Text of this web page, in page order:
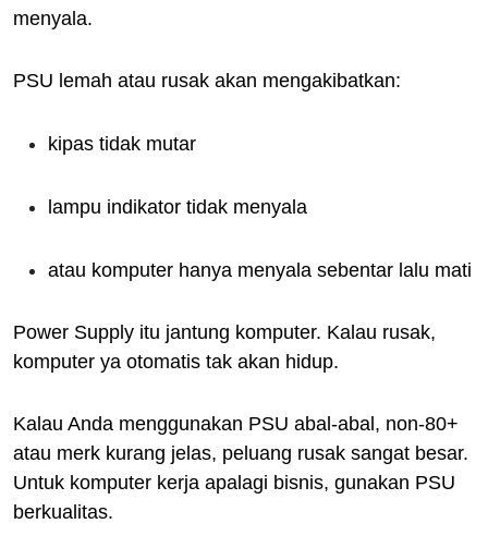
menyala.
PSU lemah atau rusak akan mengakibatkan:
kipas tidak mutar
lampu indikator tidak menyala
atau komputer hanya menyala sebentar lalu mati
Power Supply itu jantung komputer. Kalau rusak,
komputer ya otomatis tak akan hidup.
Kalau Anda menggunakan PSU abal-abal, non-80+
atau merk kurang jelas, peluang rusak sangat besar.
Untuk komputer kerja apalagi bisnis, gunakan PSU
berkualitas.